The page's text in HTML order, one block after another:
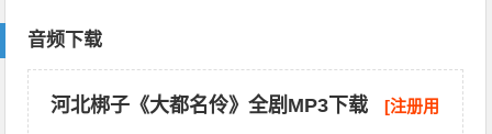
音频下载
河北梆子《大都名伶》全剧MP3下载 [注册用